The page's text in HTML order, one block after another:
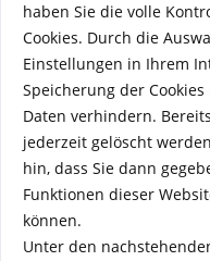
haben Sie die volle
Cookies. Durch die
Einstellungen in Ihrem
Speicherung der
Daten verhindern.
jederzeit gelöscht
hin, dass Sie dann
Funktionen dieser
können.
Unter den